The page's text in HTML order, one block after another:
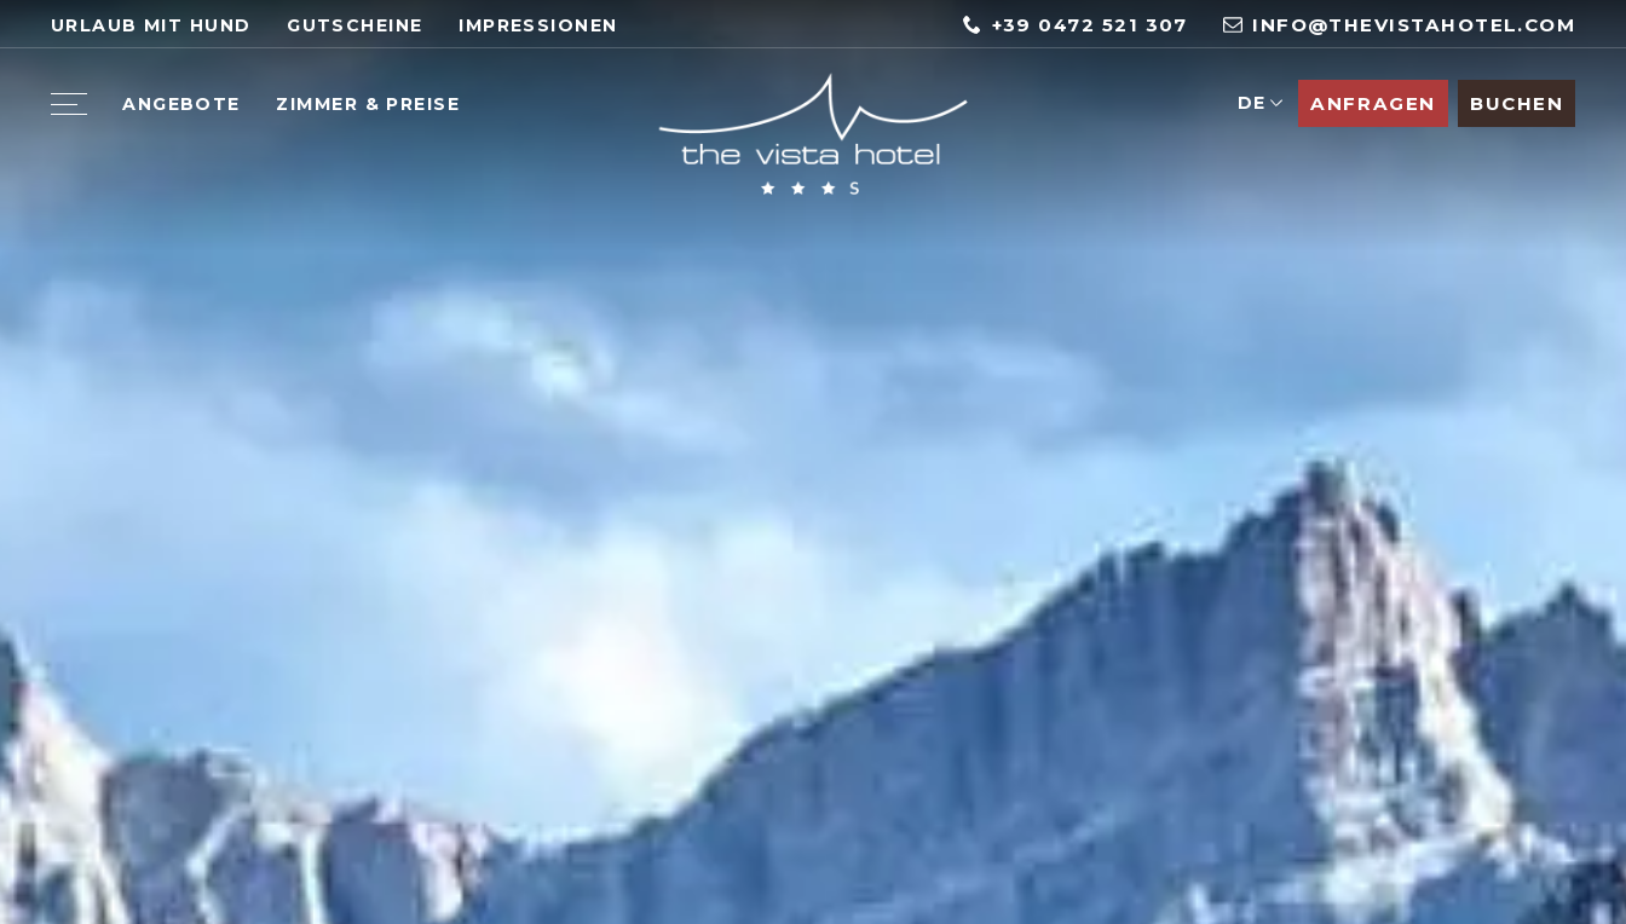
URLAUB MIT HUND GUTSCHEINE IMPRESSIONEN +39 0472 521 307 INFO@THEVISTAHOTEL.COM
ANGEBOTE ZIMMER & PREISE DE ANFRAGEN BUCHEN